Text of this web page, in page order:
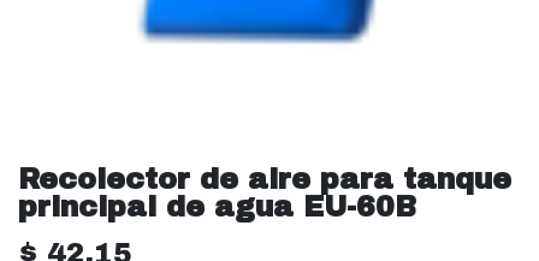
Recolector de aire para tanque
principal de agua EU-60B
$ 42.15